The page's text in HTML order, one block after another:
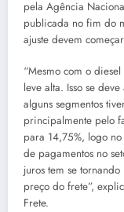
pela Agência
publicada no fim do
ajuste devem
“Mesmo com o
leve alta. Isso se
alguns segmentos
principalmente pelo
para 14,75%, logo
de pagamentos no
juros tem se
preço do frete”,
Frete.